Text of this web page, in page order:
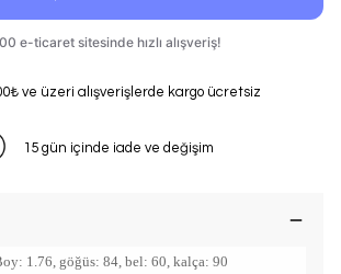
ve üzeri alışverişlerde kargo ücretsiz
15 gün içinde iade ve değişim
1.76, göğüs: 84, bel: 60, kalça: 90